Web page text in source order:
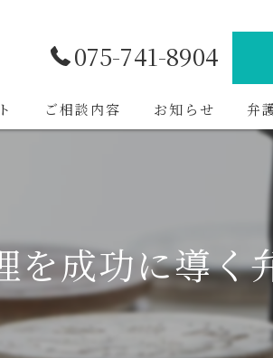
075-741-8904
ご相談内容 お知らせ 弁
を成功に導く